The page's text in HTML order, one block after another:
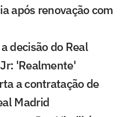
após renovação com
decisão do Real
'Realmente'
a contratação de
Madrid